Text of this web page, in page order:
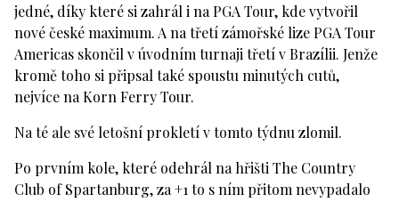
jedné, díky které si zahrál i na PGA Tour, kde vytvořil
nové české maximum. A na třetí zámořské lize PGA Tour
Americas skončil v úvodním turnaji třetí v Brazílii. Jenže
kromě toho si připsal také spoustu minutých cutů,
nejvíce na Korn Ferry Tour.
Na té ale své letošní prokletí v tomto týdnu zlomil.
Po prvním kole, které odehrál na hřišti The Country
Club of Spartanburg, za +1 to s ním přitom nevypadalo